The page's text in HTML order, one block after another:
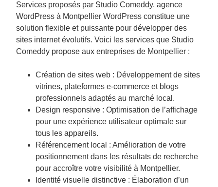
Services proposés par Studio Comeddy, agence
WordPress à Montpellier WordPress constitue une
solution flexible et puissante pour développer des
sites internet évolutifs. Voici les services que Studio
Comeddy propose aux entreprises de Montpellier :
Création de sites web : Développement de sites
vitrines, plateformes e-commerce et blogs
professionnels adaptés au marché local.
Design responsive : Optimisation de l’affichage
pour une expérience utilisateur optimale sur
tous les appareils.
Référencement local : Amélioration de votre
positionnement dans les résultats de recherche
pour accroître votre visibilité à Montpellier.
Identité visuelle distinctive : Élaboration d’un